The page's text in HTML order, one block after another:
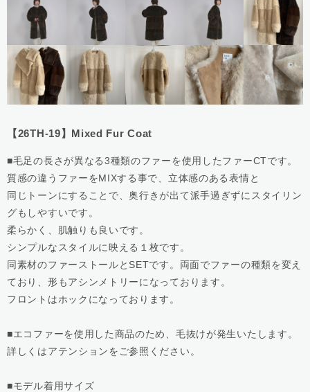
【26TH-19】Mixed Fur Coat
■毛足の長さが異なる3種類のファーを使用したファーCTです。
質感の違うファーをMIXする事で、立体感のある表情と
同じトーンにすることで、奥行きが出て派手過ぎずにスタイリン
グもしやすいです。
柔らかく、肌触りも良いです。
シンプルなスタイルに映える１枚です。
同素材のファーストールとSETです。両面でファーの種類を変え
ており、形もアシンメトリーになっております。
フロントはホックになっております。
■エコファーを使用した商品のため、毛抜けが発生いたします。
詳しくはアテンションをご参照ください。
■モデル着用サイズ